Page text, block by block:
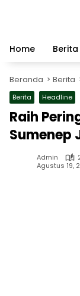
Home
Berita
Beranda Berita
Berita Headline
Raih
Sumenep
Admin
Agustus 19,